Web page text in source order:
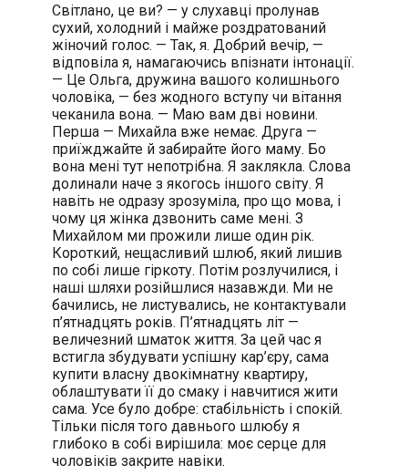
Світлано, це ви? — у слухавці пролунав
сухий, холодний і майже роздратований
жіночий голос. — Так, я. Добрий вечір, —
відповіла я, намагаючись впізнати інтонації.
— Це Ольга, дружина вашого колишнього
чоловіка, — без жодного вступу чи вітання
чеканила вона. — Маю вам дві новини.
Перша — Михайла вже немає. Друга —
приїжджайте й забирайте його маму. Бо
вона мені тут непотрібна. Я заклякла. Слова
долинали наче з якогось іншого світу. Я
навіть не одразу зрозуміла, про що мова, і
чому ця жінка дзвонить саме мені. З
Михайлом ми прожили лише один рік.
Короткий, нещасливий шлюб, який лишив
по собі лише гіркоту. Потім розлучилися, і
наші шляхи розійшлися назавжди. Ми не
бачились, не листувались, не контактували
п’ятнадцять років. П’ятнадцять літ —
величезний шматок життя. За цей час я
встигла збудувати успішну кар’єру, сама
купити власну двокімнатну квартиру,
облаштувати її до смаку і навчитися жити
сама. Усе було добре: стабільність і спокій.
Тільки після того давнього шлюбу я
глибоко в собі вирішила: моє серце для
чоловіків закрите навіки.